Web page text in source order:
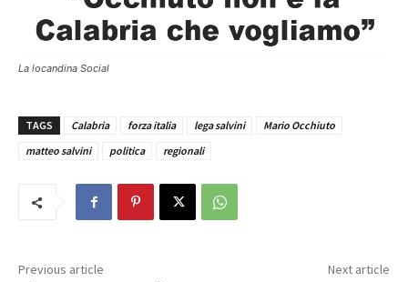
La locandina Social
TAGS Calabria forza italia lega salvini
Mario Occhiuto
matteo salvini
politica regionali
Previous article Next article